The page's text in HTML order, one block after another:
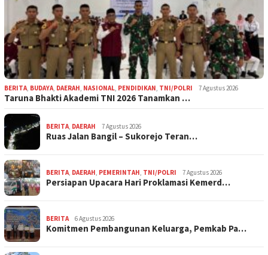
BERITA, BUDAYA, DAERAH, NASIONAL, PENDIDIKAN, TNI/POLRI 7 Agustus 2026
Taruna Bhakti Akademi TNI 2026 Tanamkan …
BERITA, DAERAH 7 Agustus 2026
Ruas Jalan Bangil – Sukorejo Teran…
BERITA, DAERAH, PEMERINTAH, TNI/POLRI 7 Agustus 2026
Persiapan Upacara Hari Proklamasi Kemerd…
BERITA 6 Agustus 2026
Komitmen Pembangunan Keluarga, Pemkab Pa…